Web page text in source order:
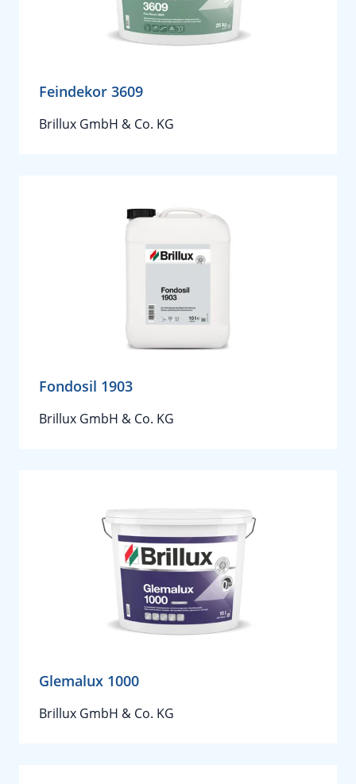
Feindekor 3609
Brillux GmbH & Co. KG
Fondosil 1903
Brillux GmbH & Co. KG
Glemalux 1000
Brillux GmbH & Co. KG